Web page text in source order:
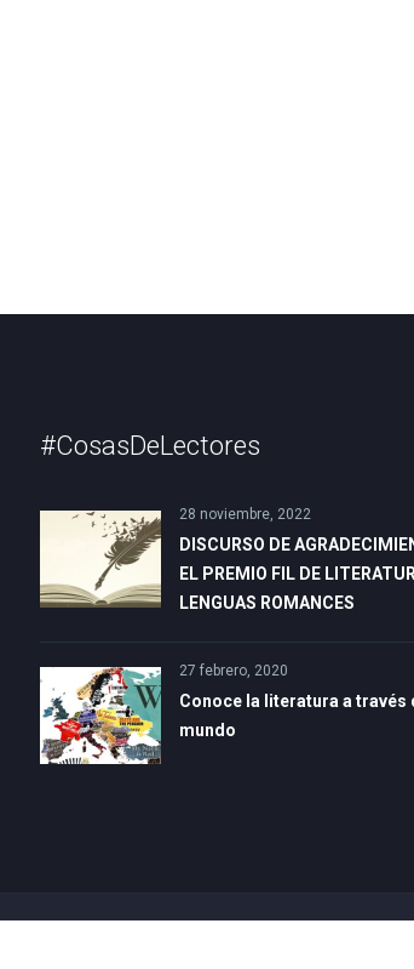
#CosasDeLectores
28 noviembre, 2022
DISCURSO DE
EL PREMIO FIL DE
LENGUAS ROMANCES
27 febrero, 2020
Conoce la literatura a través
mundo